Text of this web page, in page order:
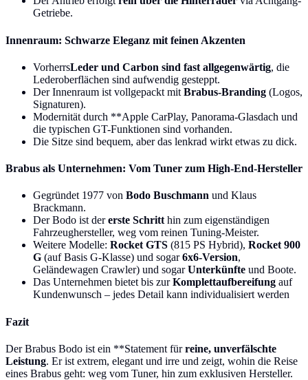
Getriebe.
Innenraum: Schwarze Eleganz mit feinen Akzenten
VorherrsLeder und Carbon sind fast allgegenwärtig, die
Lederoberflächen sind aufwendig gesteppt.
Der Innenraum ist vollgepackt mit Brabus-Branding (Logos,
Signaturen).
Modernität durch **Apple CarPlay, Panorama-Glasdach und
die typischen GT-Funktionen sind vorhanden.
Die Sitze sind bequem, aber das lenkrad wirkt etwas zu dick.
Brabus als Unternehmen: Vom Tuner zum High-End-Hersteller
Gegründet 1977 von Bodo Buschmann und Klaus
Brackmann.
Der Bodo ist dererste Schritt hin zum eigenständigen
Fahrzeughersteller, weg vom reinen Tuning-Meister.
Weitere Modelle: Rocket GTS (815 PS Hybrid), Rocket 900
G (auf Basis G-Klasse) und sogar6x6-Version,
Geländewagen Crawler) und sogarUnterkünfte und Boote.
Das Unternehmen bietet bis zurKomplettaufbereifung auf
Kundenwunsch – jedes Detail kann individualisiert werden
Fazit
Der Brabus Bodo ist ein **Statement fürreine, unverfälschte
Leistung. Er ist extrem, elegant und irre und zeigt, wohin die Reise
eines Brabus geht: weg vom Tuner, hin zum exklusiven Hersteller.